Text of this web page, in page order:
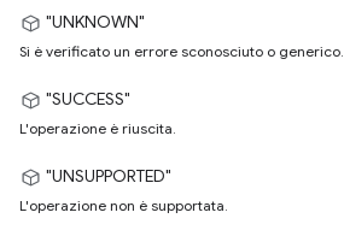
"UNKNOWN"
Si è verificato un errore sconosciuto o generico.
"SUCCESS"
L'operazione è riuscita.
"UNSUPPORTED"
L'operazione non è supportata.